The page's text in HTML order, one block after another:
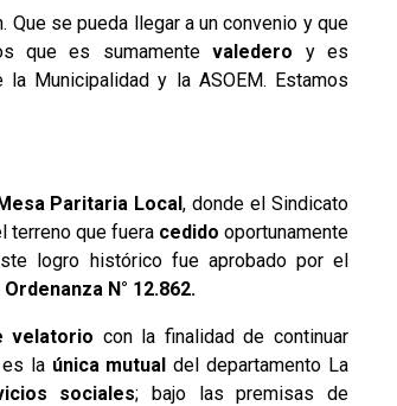
Que se pueda llegar a un convenio y que
que es sumamentevaledero y es
la Municipalidad y la ASOEM. Estamos
Paritaria Local, donde el Sindicato
terreno que fuera cedido oportunamente
logro histórico fue aprobado por el
Ordenanza N° 12.862.
velatorio con la finalidad de continuar
es la única mutual del departamento La
sociales; bajo las premisas de